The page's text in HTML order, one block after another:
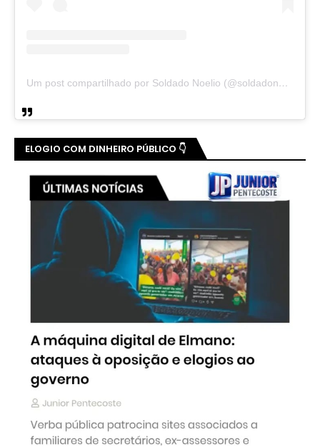
Um post compartilhado por Soldado Noelio (@soldadonoelio)
ELOGIO COM DINHEIRO PÚBLICO 👇